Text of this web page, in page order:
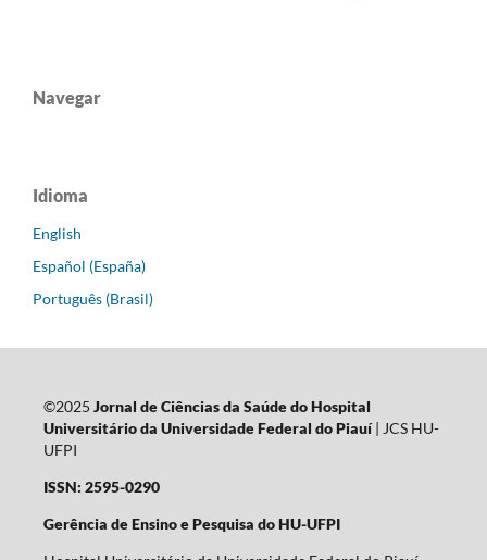
Navegar
Idioma
English
Español (España)
Português (Brasil)
©2025 Jornal de Ciências da Saúde do Hospital
Universitário da Universidade Federal do Piauí| JCS HU-
UFPI
ISSN: 2595-0290
Gerência de Ensino e Pesquisa do HU-UFPI